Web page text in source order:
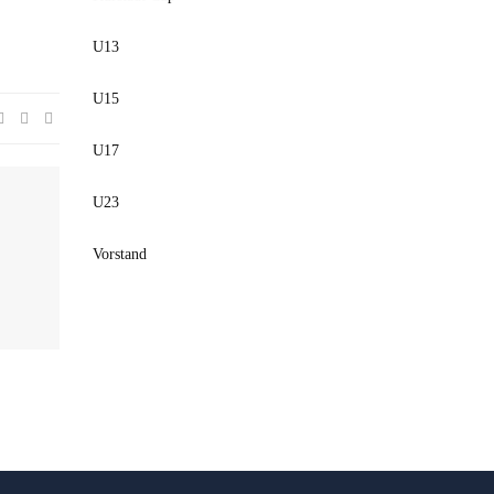
U13
U15
U17
U23
Vorstand